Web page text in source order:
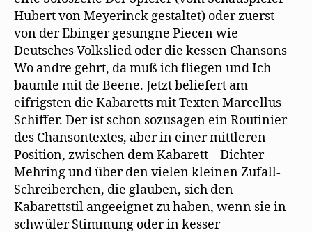
Hubert von Meyerinck gestaltet) oder zuerst
von der Ebinger gesungne Piecen wie
Deutsches Volkslied oder die kessen Chansons
Wo andre gehrt, da muß ich fliegen und Ich
baumle mit de Beene. Jetzt beliefert am
eifrigsten die Kabaretts mit Texten Marcellus
Schiffer. Der ist schon sozusagen ein Routinier
des Chansontextes, aber in einer mittleren
Position, zwischen dem Kabarett – Dichter
Mehring und über den vielen kleinen Zufall-
Schreiberchen, die glauben, sich den
Kabarettstil angeeignet zu haben, wenn sie in
schwüler Stimmung oder in kesser